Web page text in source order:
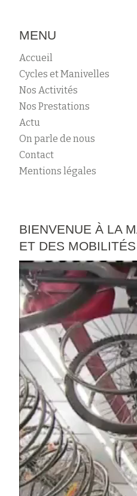
MENU
Accueil
Cycles et Manivelles
Nos Activités
Nos Prestations
Actu
On parle de nous
Contact
Mentions légales
BIENVENUE À LA
ET DES MOBILITÉS